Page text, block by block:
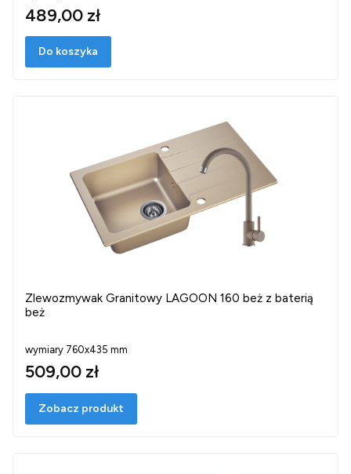
489,00 zł
Do koszyka
Zlewozmywak Granitowy LAGOON 160 beż z baterią
beż
wymiary 760x435 mm
509,00 zł
Zobacz produkt